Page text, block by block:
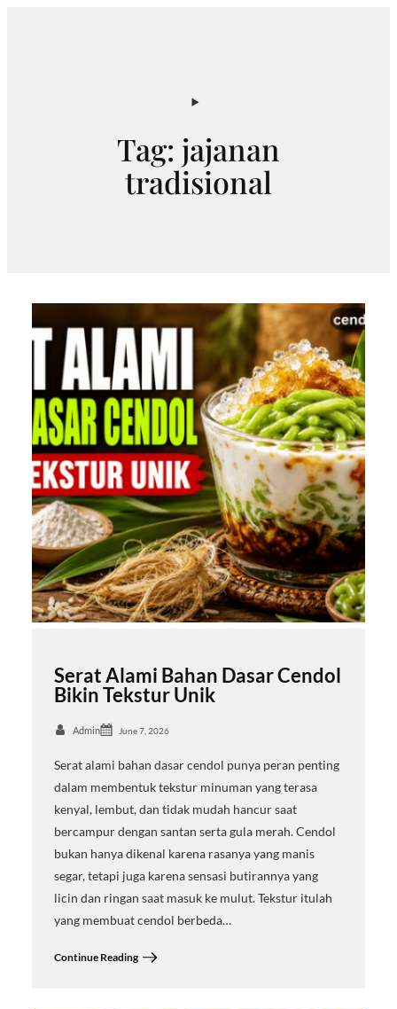
Tag: jajanan
tradisional
Serat Alami Bahan Dasar Cendol
Bikin Tekstur Unik
Admin June 7, 2026
Serat alami bahan dasar cendol punya peran penting
dalam membentuk tekstur minuman yang terasa
kenyal, lembut, dan tidak mudah hancur saat
bercampur dengan santan serta gula merah. Cendol
bukan hanya dikenal karena rasanya yang manis
segar, tetapi juga karena sensasi butirannya yang
licin dan ringan saat masuk ke mulut. Tekstur itulah
yang membuat cendol berbeda…
Continue Reading